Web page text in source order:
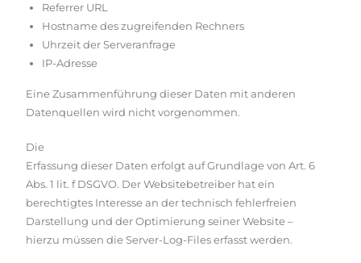
Referrer URL
Hostname des zugreifenden Rechners
Uhrzeit der Serveranfrage
IP-Adresse
Eine Zusammenführung dieser Daten mit anderen
Datenquellen wird nicht vorgenommen.
Die
Erfassung dieser Daten erfolgt auf Grundlage von Art. 6
Abs. 1 lit. f DSGVO. Der Websitebetreiber hat ein
berechtigtes Interesse an der technisch fehlerfreien
Darstellung und der Optimierung seiner Website –
hierzu müssen die Server-Log-Files erfasst werden.